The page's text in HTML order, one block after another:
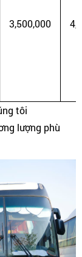
3,500,000
tôi
lượng phù